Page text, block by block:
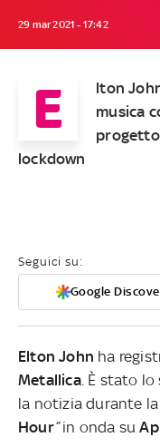
29 mar 2021 - 17:42
E
lton
musica
lockdown
Seguici su:
Google
Elton John ha
Metallica. È stato
la notizia durante
Hour”in onda su